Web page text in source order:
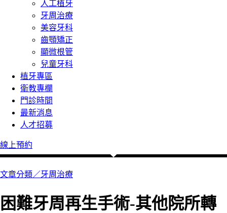
人工植牙
牙周治療
美容牙科
齒顎矯正
顯微根管
兒童牙科
植牙專區
衛教專欄
門診時間
最新消息
人才招募
線上預約
文章分類／牙周治療
困難牙周再生手術-其他院所轉